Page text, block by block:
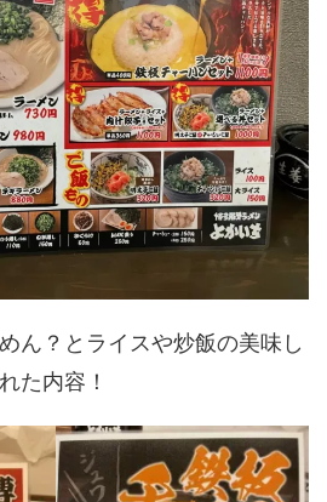
ん？とライスや炒飯の美味し
た内容！